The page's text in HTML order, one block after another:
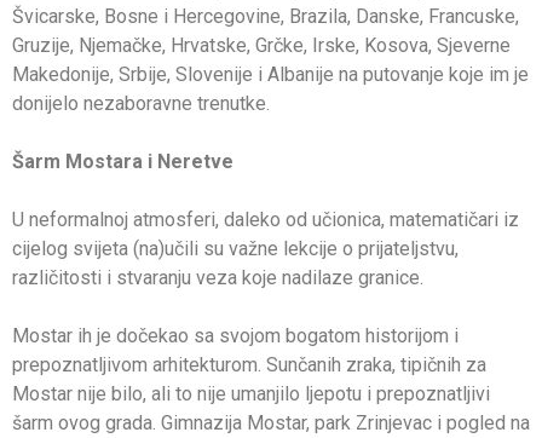
Švicarske, Bosne i Hercegovine, Brazila, Danske, Francuske,
Gruzije, Njemačke, Hrvatske, Grčke, Irske, Kosova, Sjeverne
Makedonije, Srbije, Slovenije i Albanije na putovanje koje im je
donijelo nezaboravne trenutke.
Šarm Mostara i Neretve
U neformalnoj atmosferi, daleko od učionica, matematičari iz
cijelog svijeta (na)učili su važne lekcije o prijateljstvu,
različitosti i stvaranju veza koje nadilaze granice.
Mostar ih je dočekao sa svojom bogatom historijom i
prepoznatljivom arhitekturom. Sunčanih zraka, tipičnih za
Mostar nije bilo, ali to nije umanjilo ljepotu i prepoznatljivi
šarm ovog grada. Gimnazija Mostar, park Zrinjevac i pogled na